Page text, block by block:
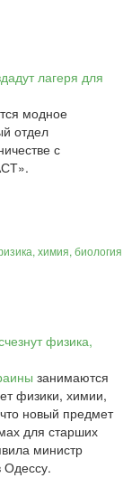
модное
отдел
с
химия, биология
занимаются
физики, химии,
новый предмет
для старших
министр
Одессу.